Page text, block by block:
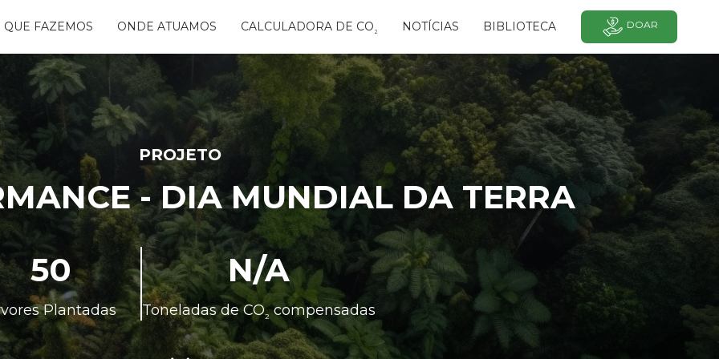
QUE FAZEMOS
ÁGUAS
FREE
DA FLORESTA
RIBEIRA -
ONDE ATUAMOS CALCULADORA DE CO² NOTÍCIAS BIBLIOTECA DOAR
PROJETO
- DIA MUNDIAL DA TERRA
50
Plantadas
N/A
Toneladas de CO²compensadas